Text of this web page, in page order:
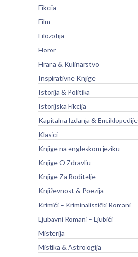
Fikcija
Film
Filozofija
Horor
Hrana & Kulinarstvo
Inspirativne Knjige
Istorija & Politika
Istorijska Fikcija
Kapitalna Izdanja & Enciklopedije
Klasici
Knjige na engleskom jeziku
Knjige O Zdravlju
Knjige Za Roditelje
Književnost & Poezija
Krimići – Kriminalistički Romani
Ljubavni Romani – Ljubići
Misterija
Mistika & Astrologija